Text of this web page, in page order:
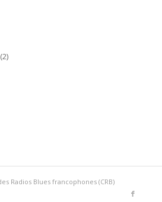
(2)
Radios Blues francophones (CRB)